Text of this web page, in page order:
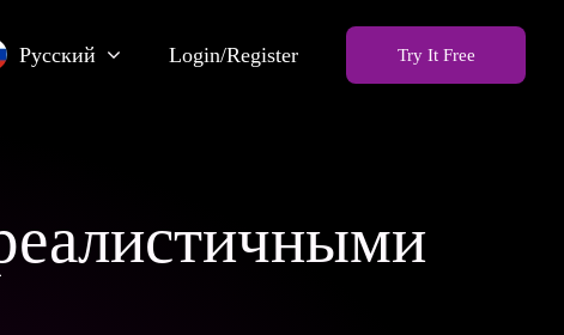
Русский Login/Register Try It Free